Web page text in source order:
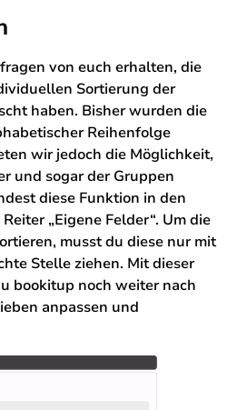
von euch erhalten, die
Sortierung der
haben. Bisher wurden die
Reihenfolge
wir jedoch die Möglichkeit,
und sogar der Gruppen
diese Funktion in den
„Eigene Felder“. Um die
musst du diese nur mit
Stelle ziehen. Mit dieser
bookitup noch weiter nach
anpassen und